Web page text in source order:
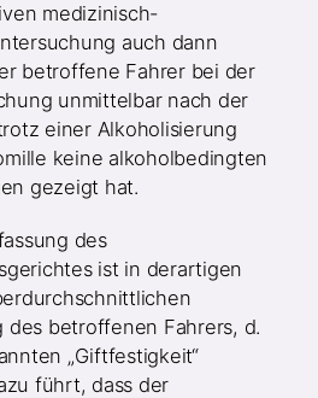
medizinisch-
auch dann
betroffene Fahrer bei der
unmittelbar nach der
einer Alkoholisierung
keine alkoholbedingten
gezeigt hat.
des
ist in derartigen
des betroffenen Fahrers, d.
„Giftfestigkeit“
führt, dass der